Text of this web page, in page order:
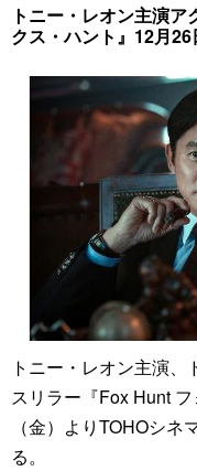
トニー・レオン主演
クス・ハント』12月
トニー・レオン主演
スリラー『Fox Hunt
（金）よりTOHOシ
る。